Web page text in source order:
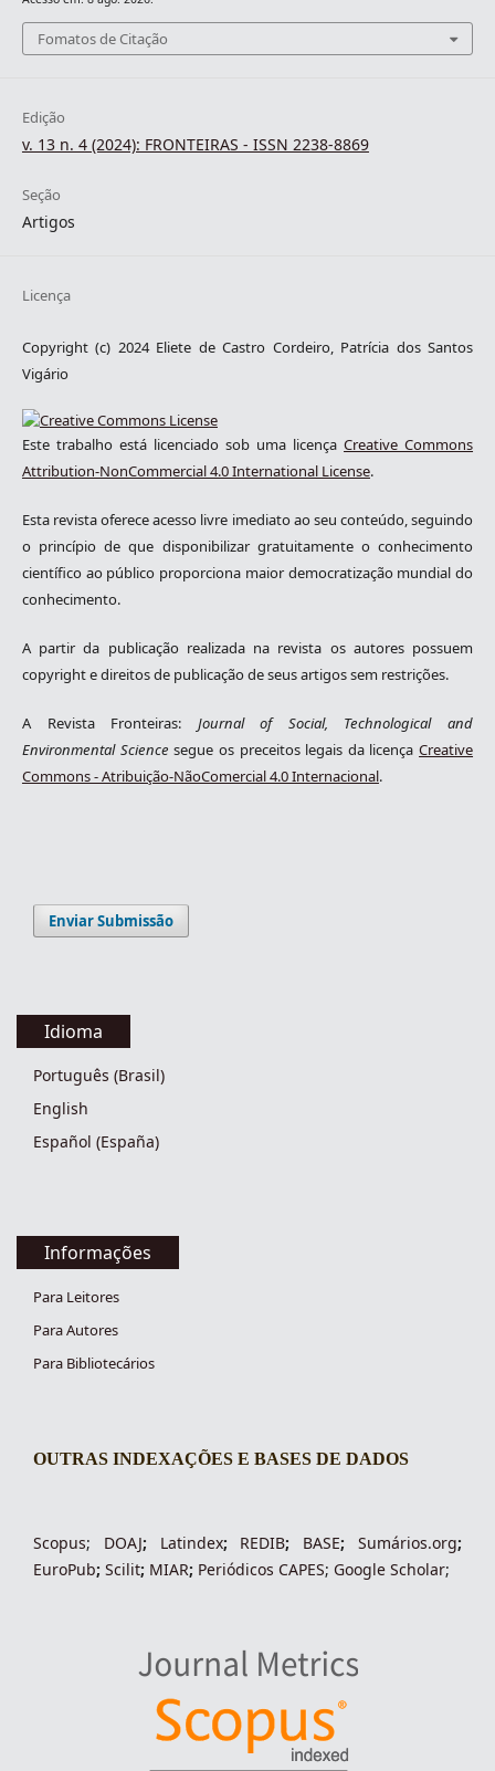
Fomatos de Citação
Edição
v. 13 n. 4 (2024): FRONTEIRAS - ISSN 2238-8869
Seção
Artigos
Licença
Copyright (c) 2024 Eliete de Castro Cordeiro, Patrícia dos Santos
Vigário
Este trabalho está licenciado sob uma licençaCreative Commons
Attribution-NonCommercial 4.0 International License.
Esta revista oferece acesso livre imediato ao seu conteúdo, seguindo
o princípio de que disponibilizar gratuitamente o conhecimento
científico ao público proporciona maior democratização mundial do
conhecimento.
A partir da publicação realizada na revista os autores possuem
copyright e direitos de publicação de seus artigos sem restrições.
A Revista Fronteiras: Journal of Social, Technological and
Environmental Science segue os preceitos legais da licençaCreative
Commons - Atribuição-NãoComercial 4.0 Internacional.
Enviar Submissão
Idioma
Português (Brasil)
English
Español (España)
Informações
Para Leitores
Para Autores
Para Bibliotecários
indexacoes-fronteiras
OUTRAS INDEXAÇÕES E BASES DE DADOS
Scopus; DOAJ; Latindex; REDIB; BASE;Sumários.org;
EuroPub; Scilit; MIAR; Periódicos CAPES; Google Scholar;
indexadores-fronteiras